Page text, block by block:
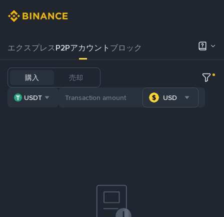
エクスプレスP2Pアカウント ブロック
購入 売却
USDT USD